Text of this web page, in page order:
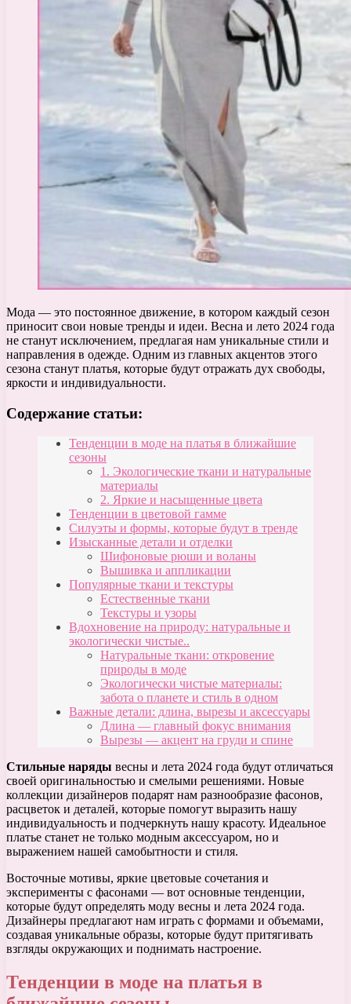
Мода — это постоянное движение, в котором каждый сезон
приносит свои новые тренды и идеи. Весна и лето 2024 года
не станут исключением, предлагая нам уникальные стили и
направления в одежде. Одним из главных акцентов этого
сезона станут платья, которые будут отражать дух свободы,
яркости и индивидуальности.
Содержание статьи:
Тенденции в моде на платья в ближайшие
сезоны
1. Экологические ткани и натуральные
материалы
2. Яркие и насыщенные цвета
Тенденции в цветовой гамме
Силуэты и формы, которые будут в тренде
Изысканные детали и отделки
Шифоновые рюши и воланы
Вышивка и аппликации
Популярные ткани и текстуры
Естественные ткани
Текстуры и узоры
Вдохновение на природу: натуральные и
экологически чистые..
Натуральные ткани: откровение
природы в моде
Экологически чистые материалы:
забота о планете и стиль в одном
Важные детали: длина, вырезы и аксессуары
Длина — главный фокус внимания
Вырезы — акцент на груди и спине
Стильные наряды весны и лета 2024 года будут отличаться
своей оригинальностью и смелыми решениями. Новые
коллекции дизайнеров подарят нам разнообразие фасонов,
расцветок и деталей, которые помогут выразить нашу
индивидуальность и подчеркнуть нашу красоту. Идеальное
платье станет не только модным аксессуаром, но и
выражением нашей самобытности и стиля.
Восточные мотивы, яркие цветовые сочетания и
эксперименты с фасонами — вот основные тенденции,
которые будут определять моду весны и лета 2024 года.
Дизайнеры предлагают нам играть с формами и объемами,
создавая уникальные образы, которые будут притягивать
взгляды окружающих и поднимать настроение.
Тенденции в моде на платья в